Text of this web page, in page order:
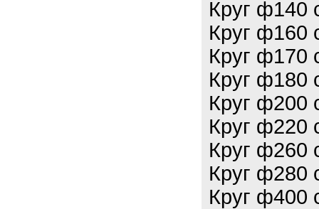
Круг ф140
Круг ф160
Круг ф170
Круг ф180
Круг ф200
Круг ф220
Круг ф260
Круг ф280
Круг ф400